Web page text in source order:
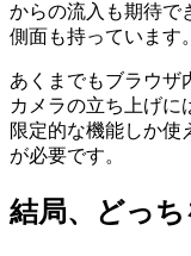
からの流入も期待で
側面も持っています。
あくまでもブラウザ
カメラの立ち上げに
限定的な機能しか使
が必要です。
結局、どっ